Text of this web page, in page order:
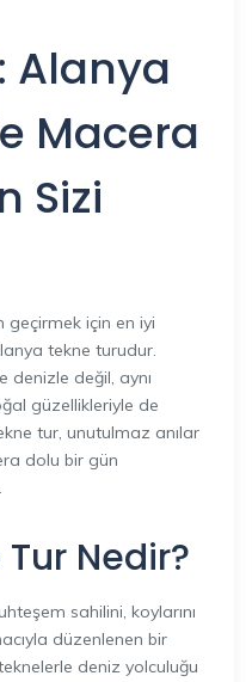
Alanya
Macera
Sizi
geçirmek için en iyi
tekne turudur.
denizle değil, aynı
güzellikleriyle de
tur, unutulmaz anılar
dolu bir gün
Nedir?
sahilini, koylarını
düzenlenen bir
deniz yolculuğu